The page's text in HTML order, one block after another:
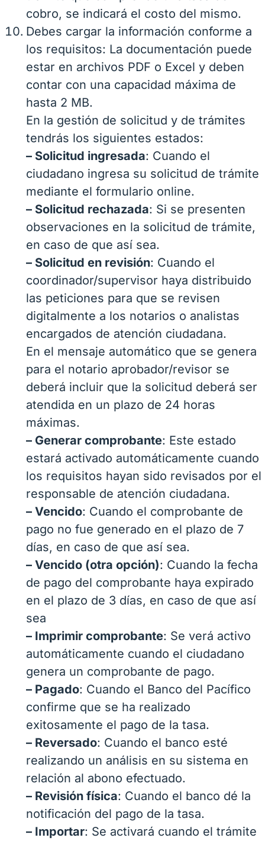
cobro, se indicará el costo del mismo.
Debes cargar la información conforme a
los requisitos: La documentación puede
estar en archivos PDF o Excel y deben
contar con una capacidad máxima de
hasta 2 MB.
En la gestión de solicitud y de trámites
tendrás los siguientes estados:
– Solicitud ingresada: Cuando el
ciudadano ingresa su solicitud de trámite
mediante el formulario online.
– Solicitud rechazada: Si se presenten
observaciones en la solicitud de trámite,
en caso de que así sea.
– Solicitud en revisión: Cuando el
coordinador/supervisor haya distribuido
las peticiones para que se revisen
digitalmente a los notarios o analistas
encargados de atención ciudadana.
En el mensaje automático que se genera
para el notario aprobador/revisor se
deberá incluir que la solicitud deberá ser
atendida en un plazo de 24 horas
máximas.
– Generar comprobante: Este estado
estará activado automáticamente cuando
los requisitos hayan sido revisados por el
responsable de atención ciudadana.
– Vencido: Cuando el comprobante de
pago no fue generado en el plazo de 7
días, en caso de que así sea.
– Vencido (otra opción): Cuando la fecha
de pago del comprobante haya expirado
en el plazo de 3 días, en caso de que así
sea
– Imprimir comprobante: Se verá activo
automáticamente cuando el ciudadano
genera un comprobante de pago.
– Pagado: Cuando el Banco del Pacífico
confirme que se ha realizado
exitosamente el pago de la tasa.
– Reversado: Cuando el banco esté
realizando un análisis en su sistema en
relación al abono efectuado.
– Revisión física: Cuando el banco dé la
notificación del pago de la tasa.
– Importar: Se activará cuando el trámite